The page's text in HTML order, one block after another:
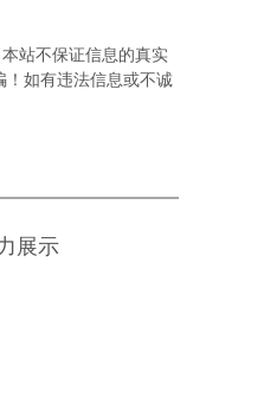
站不保证信息的真实
！如有违法信息或不诚
展示